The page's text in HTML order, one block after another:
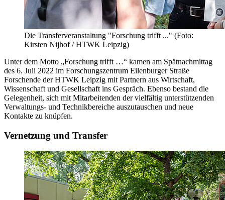
Die Transferveranstaltung "Forschung trifft ..." (Foto:
Kirsten Nijhof / HTWK Leipzig)
Unter dem Motto „Forschung trifft …“ kamen am Spätnachmittag
des 6. Juli 2022 im Forschungszentrum Eilenburger Straße
Forschende der HTWK Leipzig mit Partnern aus Wirtschaft,
Wissenschaft und Gesellschaft ins Gespräch. Ebenso bestand die
Gelegenheit, sich mit Mitarbeitenden der vielfältig unterstützenden
Verwaltungs- und Technikbereiche auszutauschen und neue
Kontakte zu knüpfen.
Vernetzung und Transfer